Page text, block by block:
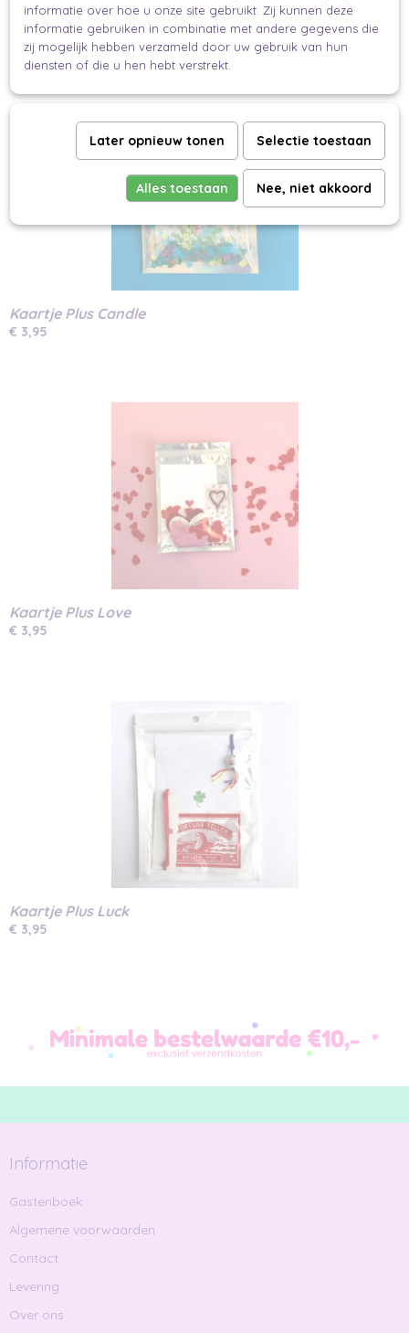
incl. envelop
Makkelijk en mooi inpakken.
Kaartje Plus Candle
€ 3,95
Kaartje Plus Love
€ 3,95
Kaartje Plus Luck
€ 3,95
Informatie
Gastenboek
Algemene voorwaarden
Contact
Levering
Over ons
informatie over hoe u onze site gebruikt. Zij kunnen deze
informatie gebruiken in combinatie met andere gegevens die
zij mogelijk hebben verzameld door uw gebruik van hun
diensten of die u hen hebt verstrekt.
Later opnieuw tonen Selectie toestaan
Alles toestaan Nee, niet akkoord